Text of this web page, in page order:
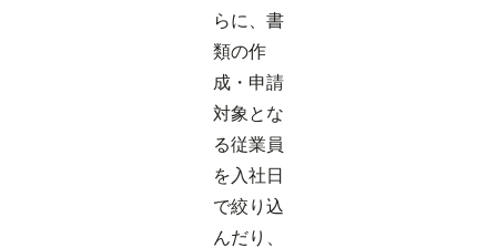
らに、書
類の作
成・申請
対象とな
る従業員
を入社日
で絞り込
んだり、